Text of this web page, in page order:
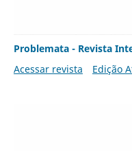
Problemata - Revista
Acessar revista
Edição